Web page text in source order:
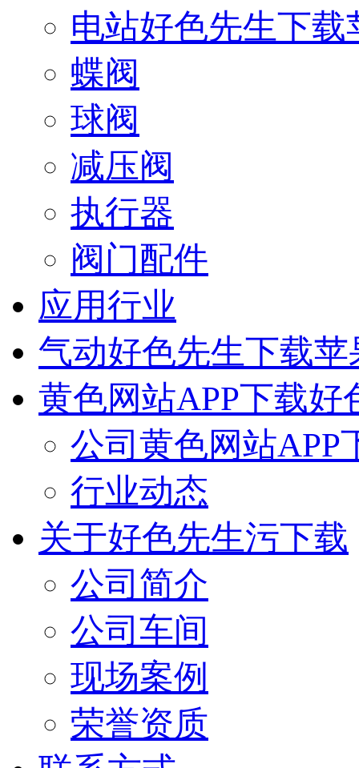
电站好色先生下
蝶阀
球阀
减压阀
执行器
阀门配件
应用行业
气动好色先生下载
黄色网站APP下载好
公司黄色网站APP
行业动态
关于好色先生污下载
公司简介
公司车间
现场案例
荣誉资质